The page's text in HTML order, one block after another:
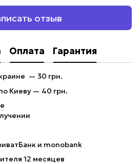
отзыв
Оплата Гарантия
— 30 грн.
Киеву — 40 грн.
и monobank
12 месяцев